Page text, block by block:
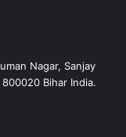
Nagar, Sanjay
Bihar India.